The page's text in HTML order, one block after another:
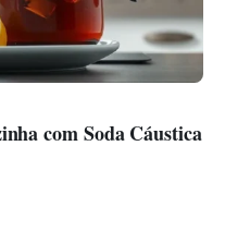
com Soda Cáustica